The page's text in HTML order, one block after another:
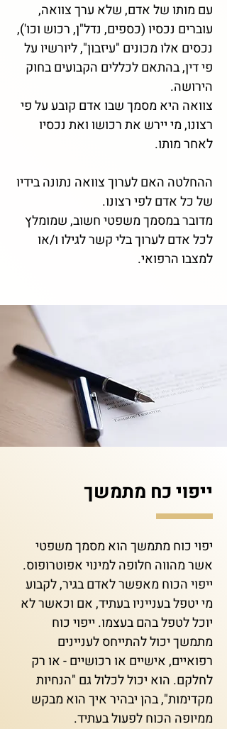
עם מותו של אדם, שלא ערך צוואה,
עוברים נכסיו (כספים, נדל"ן, רכוש וכו'),
נכסים אלו מכונים "עיזבון", ליורשיו על
פי דין, בהתאם לכללים הקבועים בחוק
הירושה.
צוואה היא מסמך שבו אדם קובע על פי
רצונו, מי יירש את רכושו ואת נכסיו
לאחר מותו.
ההחלטה האם לערוך צוואה נתונה בידיו
של כל אדם לפי רצונו.
מדובר במסמך משפטי חשוב, שמומלץ
לכל אדם לערוך בלי קשר לגילו ו/או
למצבו הרפואי.
ייפוי כח מתמשך
יפוי כוח מתמשך הוא מסמך משפטי
אשר מהווה חלופה למינוי אפוטרופוס.
ייפוי הכוח מאפשר לאדם בגיר, לקבוע
מי יטפל בענייניו בעתיד, אם וכאשר לא
יוכל לטפל בהם בעצמו. ייפוי כוח
מתמשך יכול להתייחס לעניינים
רפואיים, אישיים או רכושיים - או רק
לחלקם. הוא יכול לכלול גם "הנחיות
מקדימות", בהן יבהיר איך הוא מבקש
ממיופה הכוח לפעול בעתיד.